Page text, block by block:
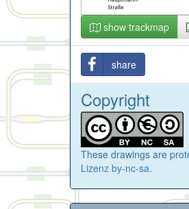
show trackmap
share
Copyright
These drawings are
Lizenz by-nc-sa.